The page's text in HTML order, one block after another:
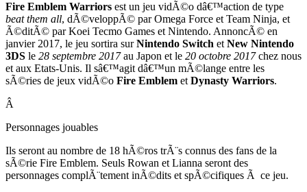
Fire Emblem Warriors est un jeu vidÃ©o dâ€™action de type
beat them all, dÃ©veloppÃ© par Omega Force et Team Ninja, et
Ã©ditÃ© par Koei Tecmo Games et Nintendo. AnnoncÃ© en
janvier 2017, le jeu sortira surNintendo Switch et New Nintendo
3DS le 28 septembre 2017au Japon et le 20 octobre 2017chez nous
et aux Etats-Unis. Il sâ€™agit dâ€™un mÃ©lange entre les
sÃ©ries de jeux vidÃ©o Fire Emblem et Dynasty Warriors.
Â
Personnages jouables
Ils seront au nombre de 18 hÃ©ros trÃ¨s connus des fans de la
sÃ©rie Fire Emblem. Seuls Rowan et Lianna seront des
personnages complÃ¨tement inÃ©dits et spÃ©cifiques Ã ce jeu.